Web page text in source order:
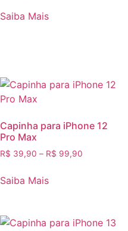
Saiba Mais
Capinha para iPhone 12
Pro Max
R$ 39,90 – R$ 99,90
Saiba Mais